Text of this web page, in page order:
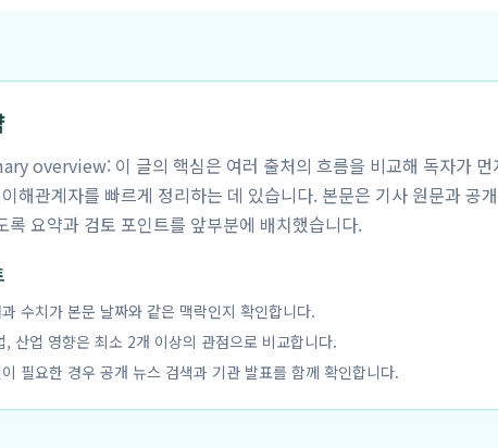
overview: 이 글의 핵심은 여러 출처의 흐름을 비교해 독자가 먼
해관계자를 빠르게 정리하는 데 있습니다. 본문은 기사 원문과 공
록 요약과 검토 포인트를 앞부분에 배치했습니다.
수치가 본문 날짜와 같은 맥락인지 확인합니다.
, 산업 영향은 최소 2개 이상의 관점으로 비교합니다.
필요한 경우 공개 뉴스 검색과 기관 발표를 함께 확인합니다.